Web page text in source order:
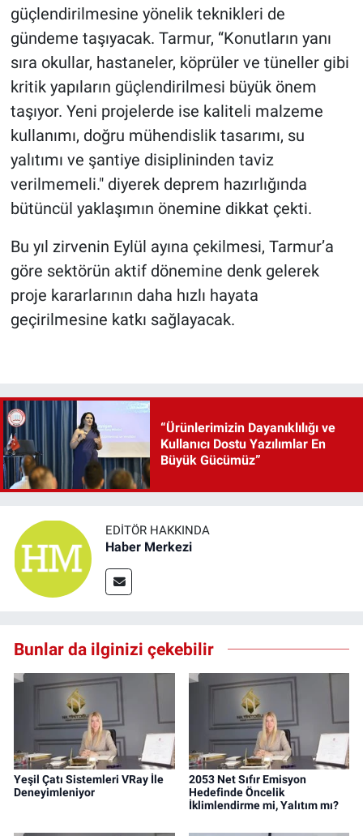
güçlendirilmesine yönelik teknikleri de
gündeme taşıyacak. Tarmur, “Konutların yanı
sıra okullar, hastaneler, köprüler ve tüneller gibi
kritik yapıların güçlendirilmesi büyük önem
taşıyor. Yeni projelerde ise kaliteli malzeme
kullanımı, doğru mühendislik tasarımı, su
yalıtımı ve şantiye disiplininden taviz
verilmemeli." diyerek deprem hazırlığında
bütüncül yaklaşımın önemine dikkat çekti.
Bu yıl zirvenin Eylül ayına çekilmesi, Tarmur’a
göre sektörün aktif dönemine denk gelerek
proje kararlarının daha hızlı hayata
geçirilmesine katkı sağlayacak.
“Ürünlerimizin Dayanıklılığı ve
Kullanıcı Dostu Yazılımlar En
Büyük Gücümüz”
EDITÖR HAKKINDA
Haber Merkezi
Bunlar da ilginizi çekebilir
Yeşil Çatı Sistemleri VRay İle
Deneyimleniyor
2053 Net Sıfır Emisyon
Hedefinde Öncelik
İklimlendirme mi, Yalıtım mı?